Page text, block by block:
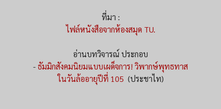
ที่มา :
ไฟล์หนังสือจากห้องสมุด TU.
อ่านบทวิจารณ์ ประกอบ
- ธัมมิกสังคมนิยมแบบเผด็จการ! วิพากษ์พุทธทาส
ในวันล้ออายุปีที่ 105 (ประชาไท)